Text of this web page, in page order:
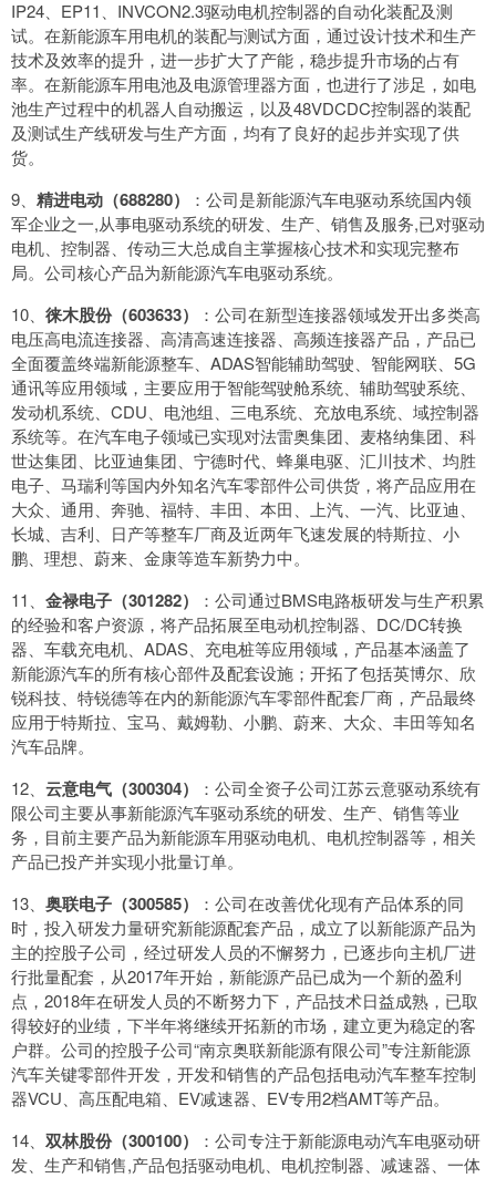
IP24、EP11、INVCON2.3驱动电机控制器的自动化装配及测
试。在新能源车用电机的装配与测试方面，通过设计技术和生产
技术及效率的提升，进一步扩大了产能，稳步提升市场的占有
率。在新能源车用电池及电源管理器方面，也进行了涉足，如电
池生产过程中的机器人自动搬运，以及48VDCDC控制器的装配
及测试生产线研发与生产方面，均有了良好的起步并实现了供
货。
9、 精进电动（688280）
：公司是新能源汽车电驱动系统国内领
军企业之一,从事电驱动系统的研发、生产、销售及服务,已对驱动
电机、控制器、传动三大总成自主掌握核心技术和实现完整布
局。公司核心产品为新能源汽车电驱动系统。
10、 徕木股份（603633）
：公司在新型连接器领域发开出多类高
电压高电流连接器、高清高速连接器、高频连接器产品，产品已
全面覆盖终端新能源整车、ADAS智能辅助驾驶、智能网联、5G
通讯等应用领域，主要应用于智能驾驶舱系统、辅助驾驶系统、
发动机系统、CDU、电池组、三电系统、充放电系统、域控制器
系统等。在汽车电子领域已实现对法雷奥集团、麦格纳集团、科
世达集团、比亚迪集团、宁德时代、蜂巢电驱、汇川技术、均胜
电子、马瑞利等国内外知名汽车零部件公司供货，将产品应用在
大众、通用、奔驰、福特、丰田、本田、上汽、一汽、比亚迪、
长城、吉利、日产等整车厂商及近两年飞速发展的特斯拉、小
鹏、理想、蔚来、金康等造车新势力中。
11、 金禄电子（301282）
：公司通过BMS电路板研发与生产积累
的经验和客户资源，将产品拓展至电动机控制器、DC/DC转换
器、车载充电机、ADAS、充电桩等应用领域，产品基本涵盖了
新能源汽车的所有核心部件及配套设施；开拓了包括英博尔、欣
锐科技、特锐德等在内的新能源汽车零部件配套厂商，产品最终
应用于特斯拉、宝马、戴姆勒、小鹏、蔚来、大众、丰田等知名
汽车品牌。
12、 云意电气（300304）
：公司全资子公司江苏云意驱动系统有
限公司主要从事新能源汽车驱动系统的研发、生产、销售等业
务，目前主要产品为新能源车用驱动电机、电机控制器等，相关
产品已投产并实现小批量订单。
13、 奥联电子（300585）
：公司在改善优化现有产品体系的同
时，投入研发力量研究新能源配套产品，成立了以新能源产品为
主的控股子公司，经过研发人员的不懈努力，已逐步向主机厂进
行批量配套，从2017年开始，新能源产品已成为一个新的盈利
点，2018年在研发人员的不断努力下，产品技术日益成熟，已取
得较好的业绩，下半年将继续开拓新的市场，建立更为稳定的客
户群。公司的控股子公司“南京奥联新能源有限公司”专注新能源
汽车关键零部件开发，开发和销售的产品包括电动汽车整车控制
器VCU、高压配电箱、EV减速器、EV专用2档AMT等产品。
14、 双林股份（300100）
：公司专注于新能源电动汽车电驱动研
发、生产和销售,产品包括驱动电机、电机控制器、减速器、一体